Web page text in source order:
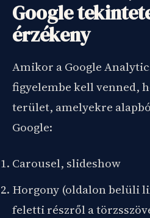
Google
érzékeny
Amikor a Google
figyelembe kell venned,
terület, amelyekre
Google:
Carousel, slideshow
Horgony (oldalon belüli
feletti részről a